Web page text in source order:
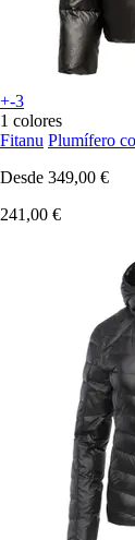
+-3
1 colores
Fitanu Plumífero
Desde 349,00 €
241,00 €